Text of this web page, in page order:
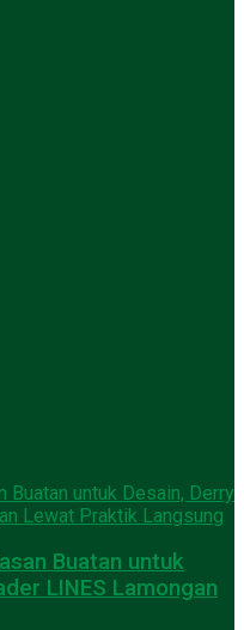
Buatan untuk
LINES Lamongan